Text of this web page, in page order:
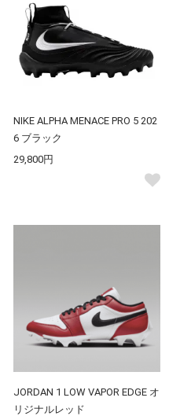
NIKE ALPHA MENACE PRO 5 202
6 ブラック
29,800円
JORDAN 1 LOW VAPOR EDGE オ
リジナルレッド